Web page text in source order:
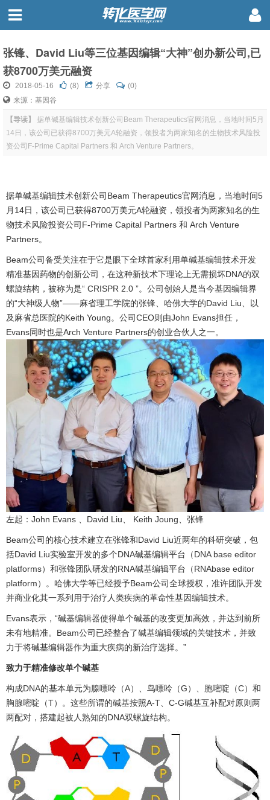
张锋、David Liu等三位基因编辑“大神”创办新公司,已
获8700万美元融资
2018-05-16 (8) 分享
(0)
来源：基因谷
【导读】
据单碱基编辑技术创新公司Beam Therapeutics官网消息，当地时间5月
14日，该公司已获得8700万美元A轮融资，领投者为两家知名的生物技术风险投
资公司F-Prime Capital Partners 和 Arch Venture Partners。
据单碱基编辑技术创新公司Beam Therapeutics官网消息，当地时间5
月14日，该公司已获得8700万美元A轮融资，领投者为两家知名的生
物技术风险投资公司F-Prime Capital Partners 和 Arch Venture
Partners。
Beam公司备受关注在于它是眼下全球首家利用单碱基编辑技术开发
精准基因药物的创新公司，在这种新技术下理论上无需损坏DNA的双
螺旋结构，被称为是“ CRISPR 2.0 ”。公司创始人是当今基因编辑界
的“大神级人物”——麻省理工学院的张锋、哈佛大学的David Liu、以
及麻省总医院的Keith Young。公司CEO则由John Evans担任，
Evans同时也是Arch Venture Partners的创业合伙人之一。
左起：John Evans 、David Liu、 Keith Joung、张锋
Beam公司的核心技术建立在张锋和David Liu近两年的科研突破，包
括David Liu实验室开发的多个DNA碱基编辑平台（DNA base editor
platforms）和张锋团队研发的RNA碱基编辑平台（RNAbase editor
platform）。哈佛大学等已经授予Beam公司全球授权，准许团队开发
并商业化其一系列用于治疗人类疾病的革命性基因编辑技术。
Evans表示，“碱基编辑器使得单个碱基的改变更加高效，并达到前所
未有地精准。Beam公司已经整合了碱基编辑领域的关键技术，并致
力于将碱基编辑器作为重大疾病的新治疗选择。”
致力于精准修改单个碱基
构成DNA的基本单元为腺嘌呤（A）、鸟嘌呤（G）、胞嘧啶（C）和
胸腺嘧啶（T）。这些所谓的碱基按照A-T、C-G碱基互补配对原则两
两配对，搭建起被人熟知的DNA双螺旋结构。